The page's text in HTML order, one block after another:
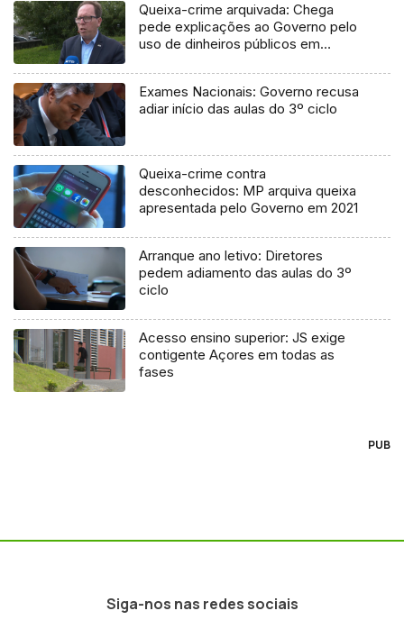
Queixa-crime arquivada: Chega
pede explicações ao Governo pelo
uso de dinheiros públicos em
Exames Nacionais: Governo recusa
adiar início das aulas do 3º ciclo
Queixa-crime contra
desconhecidos: MP arquiva queixa
apresentada pelo Governo em 2021
Arranque ano letivo: Diretores
pedem adiamento das aulas do 3º
ciclo
Acesso ensino superior: JS exige
contigente Açores em todas as
fases
PUB
Siga-nos nas redes sociais